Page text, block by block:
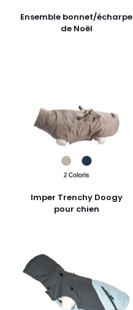
Ensemble bonnet/écharpe
de Noël
Imper Trenchy Doogy
pour chien